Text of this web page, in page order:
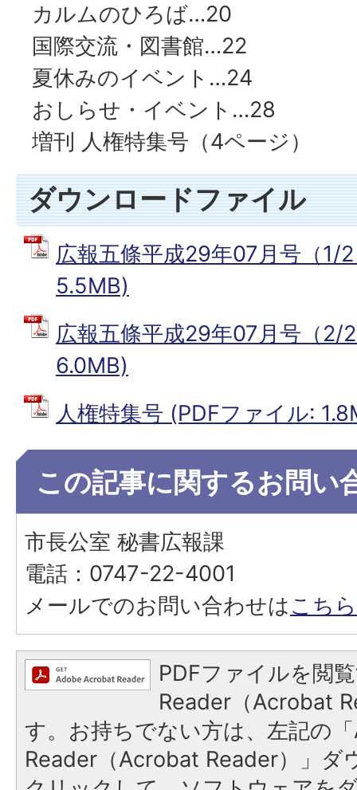
カルムのひろば…20
国際交流・図書館…22
夏休みのイベント…24
おしらせ・イベント…28
増刊 人権特集号（4ページ）
ダウンロードファイル
広報五條平成29年07月号（1/
5.5MB)
広報五條平成29年07月号（2/
6.0MB)
人権特集号 (PDFファイル:
この記事に関するお問い
市長公室 秘書広報課
電話：0747-22-4001
メールでのお問い合わせはこちら
PDFファイルを閲
Reader（Acrobat
す。お持ちでない方は、左記の
Reader（Acrobat Reader）」ダ